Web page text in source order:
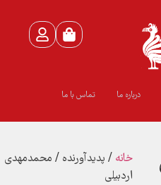
درباره ما تماس با ما
خانه / پدیدآورنده / محمدمهدی
اردبیلی